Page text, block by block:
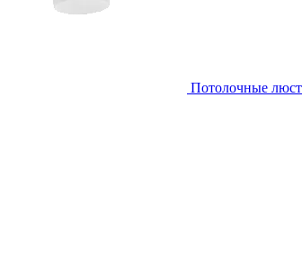
Потолочные